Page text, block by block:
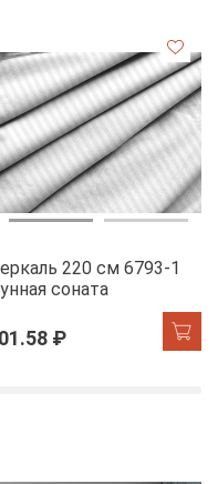
220 см 6793-1
соната
₽